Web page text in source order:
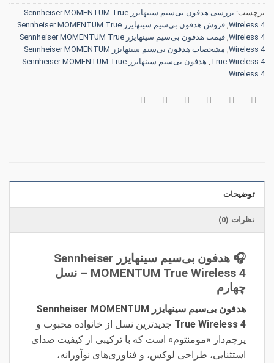
برچسب:
بررسی هدفون بی‌سیم سینهایزر Sennheiser MOMENTUM True
Wireless 4
,
فروش هدفون بی‌سیم سینهایزر Sennheiser MOMENTUM True
Wireless 4
,
قیمت هدفون بی‌سیم سینهایزر Sennheiser MOMENTUM True
Wireless 4
,
مشخصات هدفون بی‌سیم سینهایزر Sennheiser MOMENTUM
True Wireless 4
,
هدفون بی‌سیم سینهایزر Sennheiser MOMENTUM True
Wireless 4
توضیحات
نظرات (0)
🎧 هدفون بی‌سیم سینهایزر Sennheiser
MOMENTUM True Wireless 4 – نسل
چهارم
هدفون بی‌سیم سینهایزر Sennheiser MOMENTUM
True Wireless 4 جدیدترین نسل از خانواده محبوب و
پرچم‌دار «مومنتوم» است که با ترکیبی از کیفیت صدای
استثنایی، طراحی لوکس، و فناوری‌های نوآورانه،